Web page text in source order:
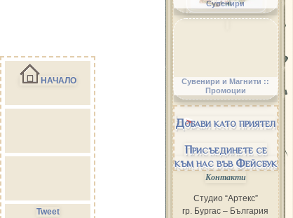
Сувенири
Сувенири и Магнити ::
Промоции
Добави като приятел
Присъединете се
към нас във Фейсбук
Контакти
Студио “Артекс”
гр. Бургас – България
НАЧАЛО
Tweet